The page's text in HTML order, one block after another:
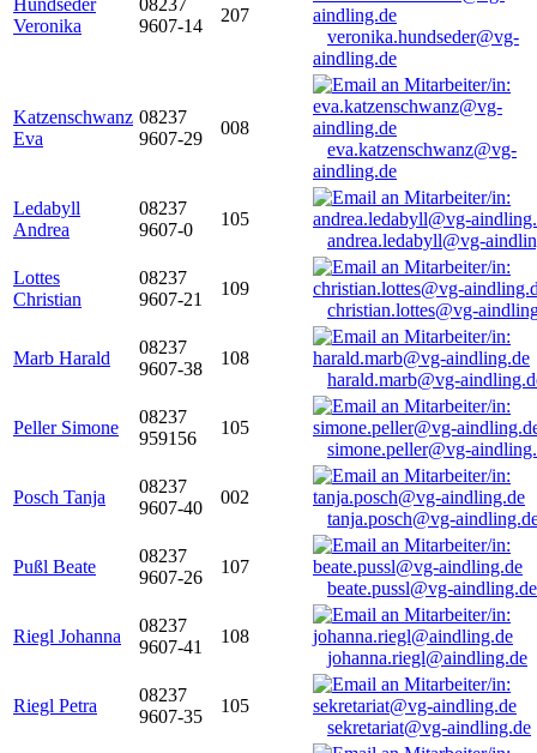
Hundseder
Veronika
08237
9607-14
207
veronika.hundseder@vg-
aindling.de
Katzenschwanz
Eva
08237
9607-29
008
eva.katzenschwanz@vg-
aindling.de
Ledabyll
Andrea
08237
9607-0
105
andrea.ledabyll@vg-
Lottes
Christian
08237
9607-21
109
christian.lottes@vg-
Marb Harald
08237
9607-38
108
harald.marb@vg-
Peller Simone
08237
959156
105
simone.peller@vg-
Posch Tanja
08237
9607-40
002
tanja.posch@vg-
Pußl Beate
08237
9607-26
107
beate.pussl@vg-aindling.de
Riegl Johanna
08237
9607-41
108
johanna.riegl@aindling.de
Riegl Petra
08237
9607-35
105
sekretariat@vg-aindling.de